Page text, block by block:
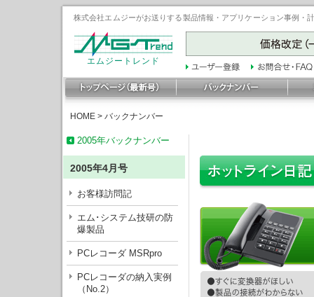
株式会社エムジーがお送りする製品情報・アプリケーション事例
エムジートレンド
HOME > バックナンバー
2005年バックナンバー
2005年4月号
お客様訪問記
エム･システム技研の防
爆製品
PCレコーダ MSRpro
PCレコーダの納入実例
（No.2）